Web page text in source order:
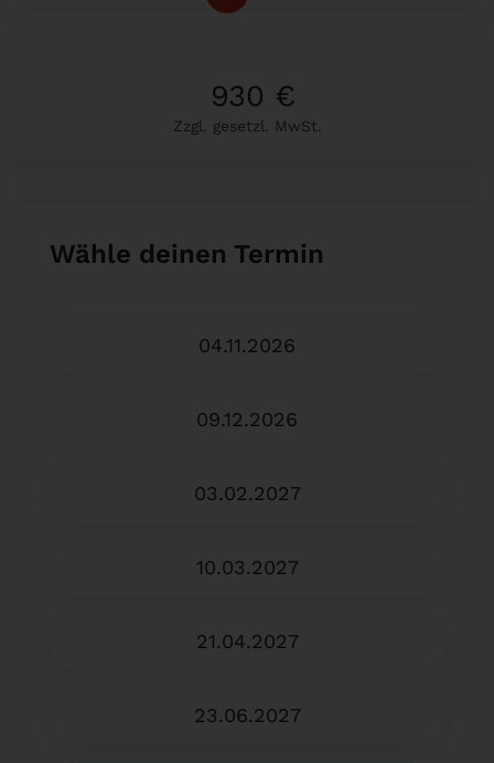
930 €
Zzgl. gesetzl. MwSt.
Wähle deinen Termin
04.11.2026
09.12.2026
03.02.2027
10.03.2027
21.04.2027
23.06.2027